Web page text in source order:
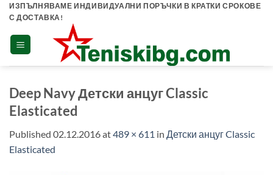
Skip
content
ИЗПЪЛНЯВАМЕ ИНДИВИДУАЛНИ ПОРЪЧКИ В КРАТКИ СРОКОВЕ
С ДОСТАВКА!
Deep Navy Детски анцуг Classic
Elasticated
Published 02.12.2016at489 × 611 in Детски анцуг Classic
Elasticated